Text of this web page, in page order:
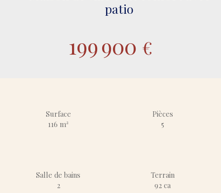
patio
199 900 €
Surface
116m²
Pièces
5
Salle de bains
2
Terrain
92 ca